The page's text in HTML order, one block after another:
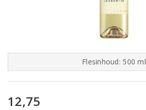
Flesinhoud: 500 ml
12,75